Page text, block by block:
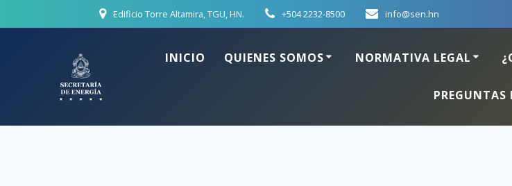
to
Edificio Torre Altamira, TGU, HN. +504 2232-8500 info@sen.hn
INICIO QUIENES SOMOS NORMATIVA LEGAL
PREGUNTAS